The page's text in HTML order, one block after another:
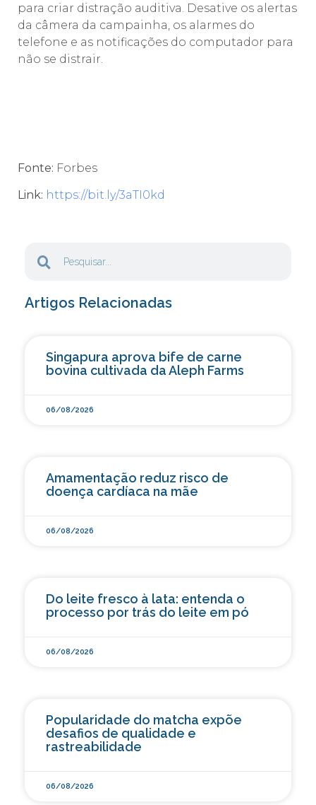
para criar distração auditiva. Desative os alertas
da câmera da campainha, os alarmes do
telefone e as notificações do computador para
não se distrair.
Fonte: Forbes
Link: https://bit.ly/3aTI0kd
Artigos Relacionadas
Singapura aprova bife de carne
bovina cultivada da Aleph Farms
06/08/2026
Amamentação reduz risco de
doença cardíaca na mãe
06/08/2026
Do leite fresco à lata: entenda o
processo por trás do leite em pó
06/08/2026
Popularidade do matcha expõe
desafios de qualidade e
rastreabilidade
06/08/2026